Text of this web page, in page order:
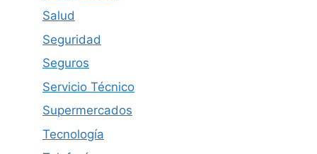
Salud
Seguridad
Seguros
Servicio Técnico
Supermercados
Tecnología